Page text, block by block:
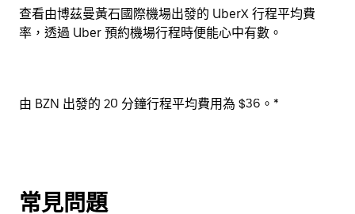
查看由博茲曼黃石國際機場出發的 UberX 行程平均費
率，透過 Uber 預約機場行程時便能心中有數。
由 BZN 出發的 20 分鐘行程平均費用為 $36。*
常見問題